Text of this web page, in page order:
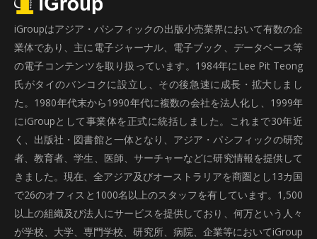
iGroupはアジア・パシフィックの出版小売業界において有数の企
業体であり、主に電子ジャーナル、電子ブック、データベース等
の電子コンテンツを取り扱っています。1984年にLee Pit Teong
氏がタイのバンコクに設立し、その後急速に成長・拡大しまし
た。1980年代末から1990年代に複数の会社を法人化し、1999年
にiGroupとして事業体を正式に統括しました。これまで30年近
く、出版社・図書館と一体となり、アジア・パシフィックの研究
者、教育者、学生、医師、サーチャーなどに研究情報を提供して
きました。現在、全アジア及びオーストラリアを商圏とし13カ国
で26のオフィスと1000名以上のスタッフを有しています。1,500
以上の組織及び法人にサービスを提供しており、何万という人々
が学校、大学、専門学校、研究所、病院、企業等においてiGroup